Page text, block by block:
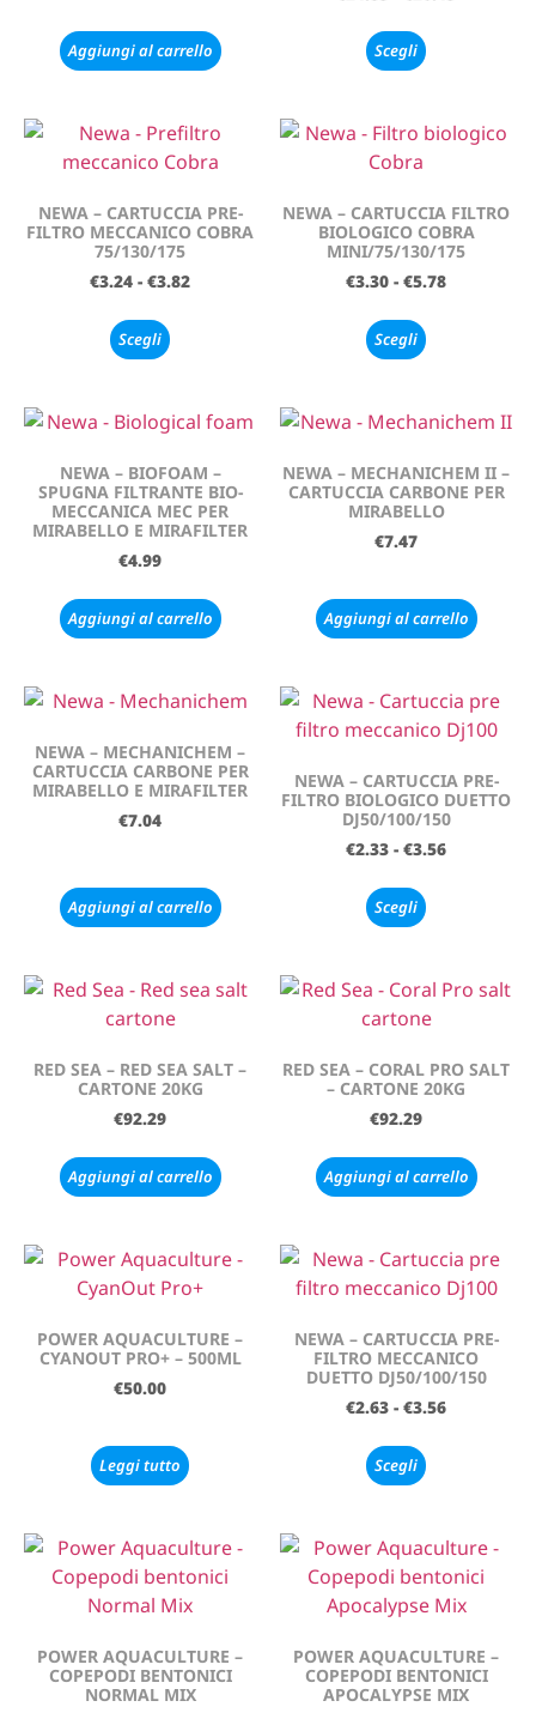
Aggiungi al carrello Scegli
NEWA – CARTUCCIA PRE-
FILTRO MECCANICO COBRA
75/130/175
€3.24 - €3.82
Scegli
NEWA – CARTUCCIA FILTRO
BIOLOGICO COBRA
MINI/75/130/175
€3.30 - €5.78
Scegli
NEWA – BIOFOAM –
SPUGNA FILTRANTE BIO-
MECCANICA MEC PER
MIRABELLO E MIRAFILTER
€4.99
Aggiungi al carrello
NEWA – MECHANICHEM II –
CARTUCCIA CARBONE PER
MIRABELLO
€7.47
Aggiungi al carrello
NEWA – MECHANICHEM –
CARTUCCIA CARBONE PER
MIRABELLO E MIRAFILTER
€7.04
Aggiungi al carrello
NEWA – CARTUCCIA PRE-
FILTRO BIOLOGICO DUETTO
DJ50/100/150
€2.33 - €3.56
Scegli
RED SEA – RED SEA SALT –
CARTONE 20KG
€92.29
Aggiungi al carrello
RED SEA – CORAL PRO SALT
– CARTONE 20KG
€92.29
Aggiungi al carrello
POWER AQUACULTURE –
CYANOUT PRO+ – 500ML
€50.00
Leggi tutto
NEWA – CARTUCCIA PRE-
FILTRO MECCANICO
DUETTO DJ50/100/150
€2.63 - €3.56
Scegli
POWER AQUACULTURE –
COPEPODI BENTONICI
NORMAL MIX
POWER AQUACULTURE –
COPEPODI BENTONICI
APOCALYPSE MIX